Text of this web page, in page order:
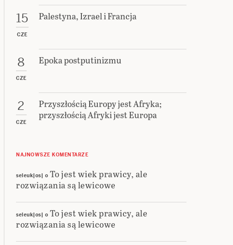
15
CZE
Palestyna, Izrael i Francja
8
CZE
Epoka postputinizmu
2
CZE
Przyszłością Europy jest Afryka;
przyszłością Afryki jest Europa
NAJNOWSZE KOMENTARZE
seleuk|os| o To jest wiek prawicy, ale
rozwiązania są lewicowe
seleuk|os| o To jest wiek prawicy, ale
rozwiązania są lewicowe